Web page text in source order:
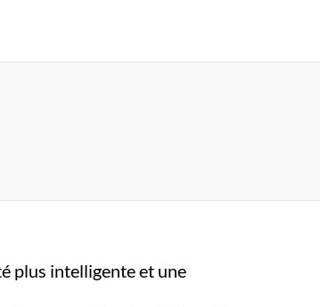
plus intelligente et une